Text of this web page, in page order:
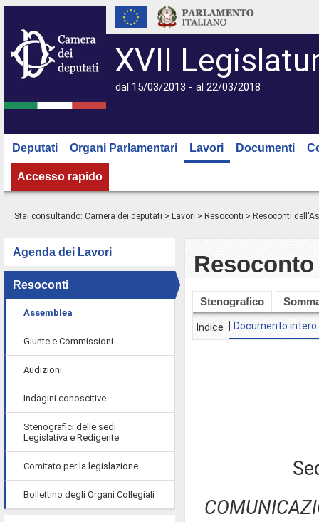
XVII
dal 15/03/2013 - al 22/03/2018
Deputati Organi Parlamentari Lavori Documenti
Accesso rapido
Stai consultando: Camera dei deputati > Lavori > Resoconti > Resoconti
Agenda dei Lavori
Resoconti
Assemblea
Giunte e Commissioni
Audizioni
Indagini conoscitive
Stenografici delle sedi
Legislativa e Redigente
Comitato per la legislazione
Bollettino degli Organi Collegiali
Stenografico
Indice Documento intero